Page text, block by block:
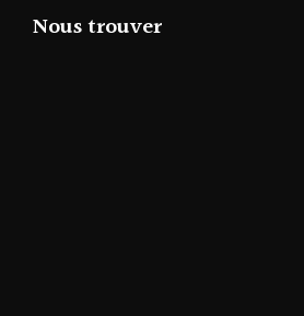
Nous trouver